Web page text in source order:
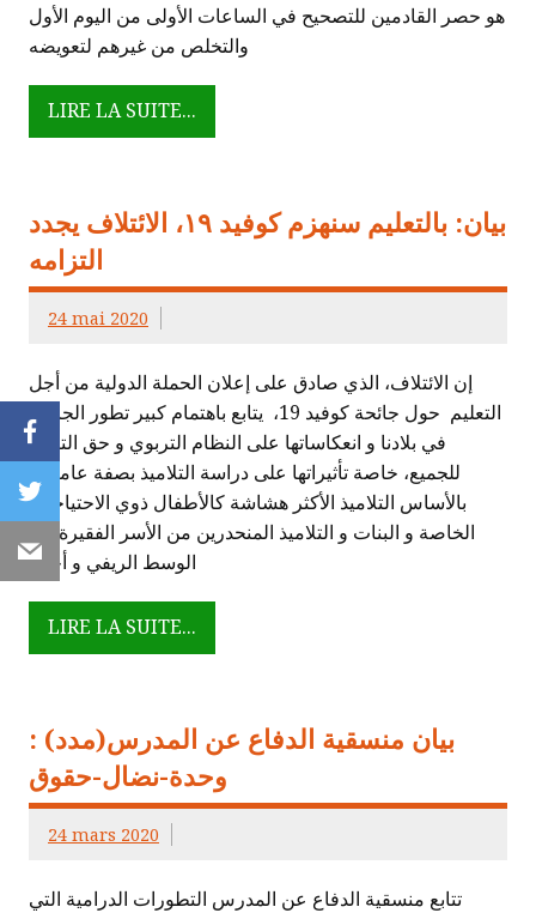
هو حصر القادمين للتصحيح في الساعات الأولى من اليوم الأول
والتخلص من غيرهم لتعويضه
LIRE LA SUITE...
بيان: بالتعليم سنهزم كوفيد ١٩، الائتلاف يجدد
التزامه
24 mai 2020
إن الائتلاف، الذي صادق على إعلان الحملة الدولية من أجل
التعليم حول جائحة كوفيد 19، يتابع باهتمام كبير تطور الجائحة
في بلادنا و انعكاساتها على النظام التربوي و حق التربية
للجميع، خاصة تأثيراتها على دراسة التلاميذ بصفة عامة، و
بالأساس التلاميذ الأكثر هشاشة كالأطفال ذوي الاحتياجات
الخاصة و البنات و التلاميذ المنحدرين من الأسر الفقيرة في
الوسط الريفي و أحياء
LIRE LA SUITE...
بيان منسقية الدفاع عن المدرس(مدد) :
وحدة-نضال-حقوق
24 mars 2020
تتابع منسقية الدفاع عن المدرس التطورات الدرامية التي
Facebook
Twitter
Email